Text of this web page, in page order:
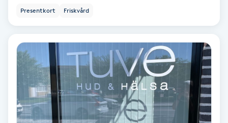
Headspa
Healing
Herrklippning
Presentkort Friskvård